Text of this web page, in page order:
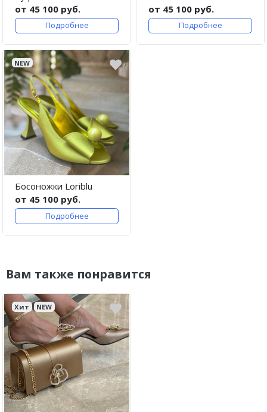
от 45 100 руб.
Подробнее
от 45 100 руб.
Подробнее
NEW
Босоножки Loriblu
от 45 100 руб.
Подробнее
Вам также понравится
Хит NEW